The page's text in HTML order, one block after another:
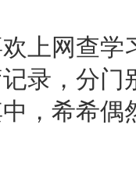
网查学
录，分
，希希